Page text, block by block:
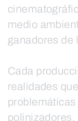
medio
ganadores de
Cada
realidades
polinizadores,